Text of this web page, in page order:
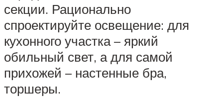
секции. Рационально
спроектируйте освещение: для
кухонного участка – яркий
обильный свет, а для самой
прихожей – настенные бра,
торшеры.